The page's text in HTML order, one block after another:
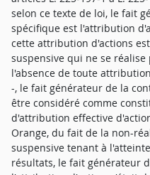
selon ce texte de loi, le fait
spécifique est l'attribution
cette attribution d'actions
suspensive qui ne se
l'absence de toute
-, le fait générateur de la
être considéré comme
d'attribution effective
Orange, du fait de la non-
suspensive tenant à
résultats, le fait générateur